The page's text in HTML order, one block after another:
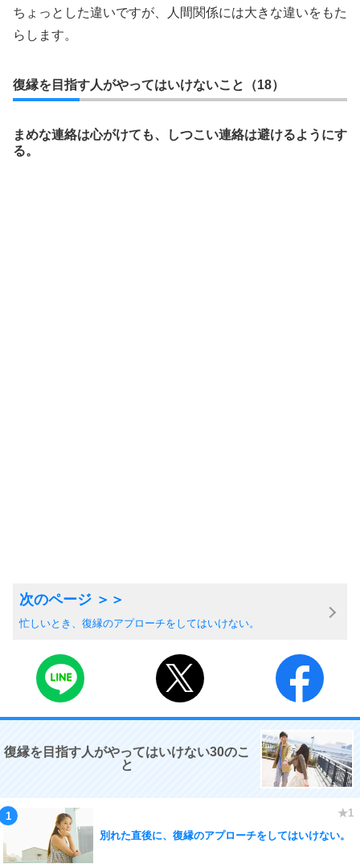
ちょっとした違いですが、人間関係には大きな違いをもた
らします。
復縁を目指す人がやってはいけないこと（18）
まめな連絡は心がけても、しつこい連絡は避けるようにす
る。
忙しいとき、復縁のアプローチをしてはいけない。
復縁を目指す人がやってはいけない30のこ
と
別れた直後に、復縁のアプローチをしてはいけない。